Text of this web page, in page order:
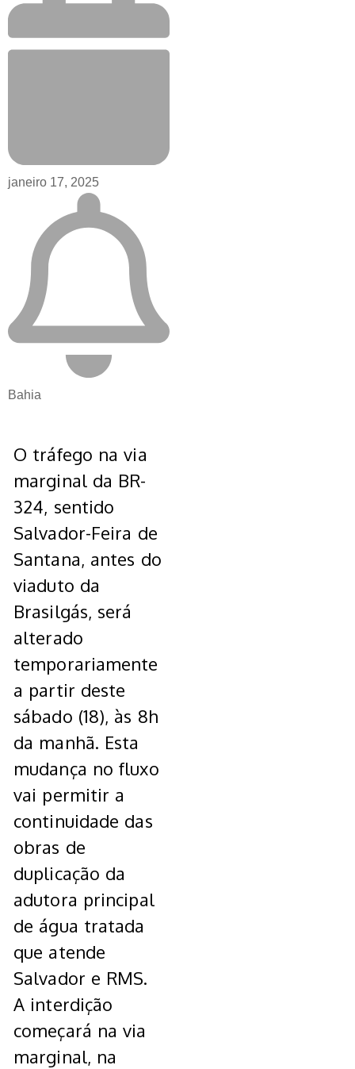
janeiro 17, 2025
Bahia
O tráfego na via
marginal da BR-
324, sentido
Salvador-Feira de
Santana, antes do
viaduto da
Brasilgás, será
alterado
temporariamente
a partir deste
sábado (18), às 8h
da manhã. Esta
mudança no fluxo
vai permitir a
continuidade das
obras de
duplicação da
adutora principal
de água tratada
que atende
Salvador e RMS.
A interdição
começará na via
marginal, na